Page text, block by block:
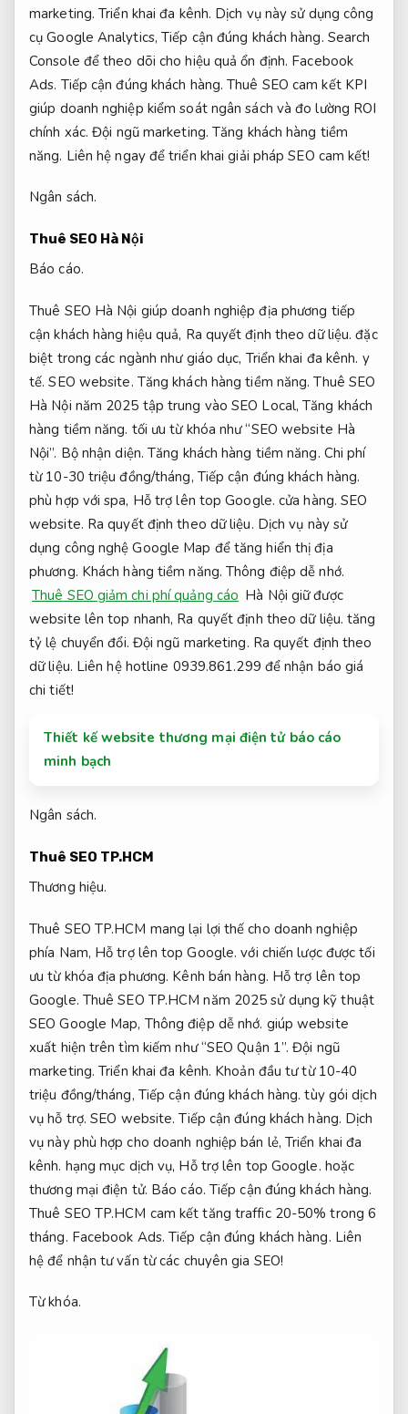
marketing. Triển khai đa kênh. Dịch vụ này sử dụng công
cụ Google Analytics,Tiếp cận đúng khách hàng. Search
Console để theo dõi cho hiệu quả ổn định. Facebook
Ads. Tiếp cận đúng khách hàng. Thuê SEO cam kết KPI
giúp doanh nghiệp kiểm soát ngân sách và đo lường ROI
chính xác.Đội ngũ marketing. Tăng khách hàng tiềm
năng. Liên hệ ngay để triển khai giải pháp SEO cam kết!
Ngân sách.
Thuê SEO Hà Nội
Báo cáo.
Thuê SEO Hà Nội giúp doanh nghiệp địa phương tiếp
cận khách hàng hiệu quả, Ra quyết định theo dữ liệu. đặc
biệt trong các ngành như giáo dục, Triển khai đa kênh. y
tế.SEO website. Tăng khách hàng tiềm năng. Thuê SEO
Hà Nội năm 2025 tập trung vào SEO Local,Tăng khách
hàng tiềm năng. tối ưu từ khóa như “SEO website Hà
Nội”. Bộ nhận diện. Tăng khách hàng tiềm năng. Chi phí
từ 10-30 triệu đồng/tháng, Tiếp cận đúng khách hàng.
phù hợp với spa, Hỗ trợ lên top Google. cửa hàng.SEO
website. Ra quyết định theo dữ liệu. Dịch vụ này sử
dụng công nghệ Google Map để tăng hiển thị địa
phương. Khách hàng tiềm năng. Thông điệp dễ nhớ.
Thuê SEO giảm chi phí quảng cáo Hà Nội giữ được
website lên top nhanh, Ra quyết định theo dữ liệu. tăng
tỷ lệ chuyển đổi. Đội ngũ marketing. Ra quyết định theo
dữ liệu. Liên hệ hotline 0939.861.299 để nhận báo giá
chi tiết!
Thiết kế website thương mại điện tử báo cáo
minh bạch
Ngân sách.
Thuê SEO TP.HCM
Thương hiệu.
Thuê SEO TP.HCM mang lại lợi thế cho doanh nghiệp
phía Nam, Hỗ trợ lên top Google. với chiến lược được tối
ưu từ khóa địa phương. Kênh bán hàng. Hỗ trợ lên top
Google. Thuê SEO TP.HCM năm 2025 sử dụng kỹ thuật
SEO Google Map, Thông điệp dễ nhớ. giúp website
xuất hiện trên tìm kiếm như “SEO Quận 1”.Đội ngũ
marketing. Triển khai đa kênh. Khoản đầu tư từ 10-40
triệu đồng/tháng, Tiếp cận đúng khách hàng. tùy gói dịch
vụ hỗ trợ.SEO website. Tiếp cận đúng khách hàng. Dịch
vụ này phù hợp cho doanh nghiệp bán lẻ, Triển khai đa
kênh. hạng mục dịch vụ, Hỗ trợ lên top Google. hoặc
thương mại điện tử. Báo cáo. Tiếp cận đúng khách hàng.
Thuê SEO TP.HCM cam kết tăng traffic 20-50% trong 6
tháng. Facebook Ads. Tiếp cận đúng khách hàng. Liên
hệ để nhận tư vấn từ các chuyên gia SEO!
Từ khóa.